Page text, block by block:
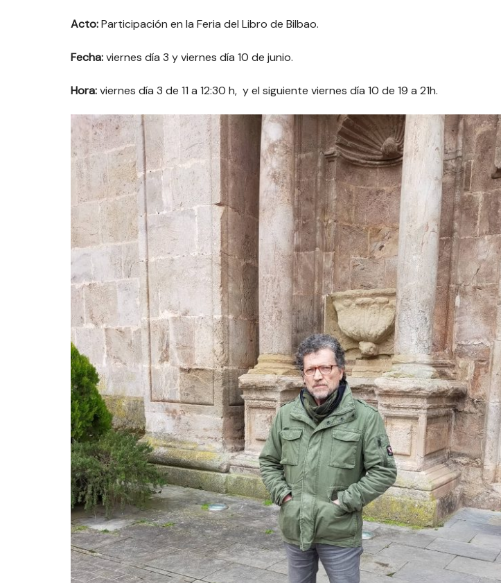
Acto:Participación en la Feria del Libro de Bilbao.
Fecha:viernes día 3 y viernes día 10 de junio.
Hora:viernes día 3 de 11 a 12:30 h, y el siguiente viernes día 10 de 19 a 21h.